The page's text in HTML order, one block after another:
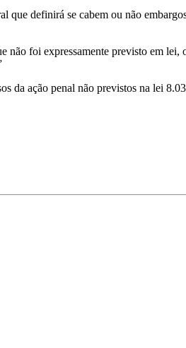
que definirá se cabem ou não
foi expressamente previsto em
da ação penal não previstos na lei